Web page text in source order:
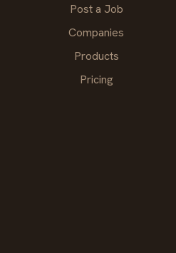
Post a Job
Companies
Products
Pricing